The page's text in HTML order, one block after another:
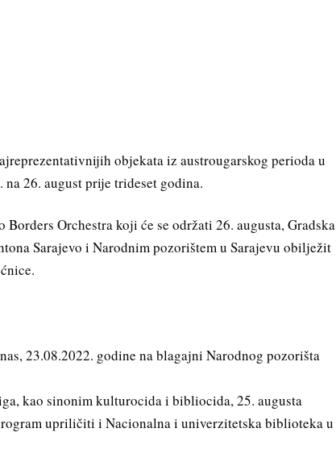
objekata iz austrougarskog perioda u
26. august prije trideset godina.
Orchestra koji će se održati 26. augusta, Gradska
Sarajevo i Narodnim pozorištem u Sarajevu obilježit
23.08.2022. godine na blagajni Narodnog pozorišta
kao sinonim kulturocida i bibliocida, 25. augusta
upriličiti i Nacionalna i univerzitetska biblioteka u